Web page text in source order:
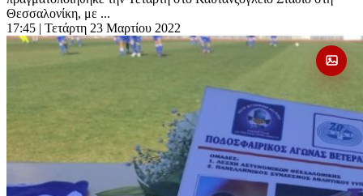
Θεσσαλονίκη, με ...
17:45 | Τετάρτη 23 Μαρτίου 2022